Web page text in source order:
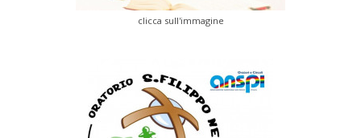
clicca sull'immagine